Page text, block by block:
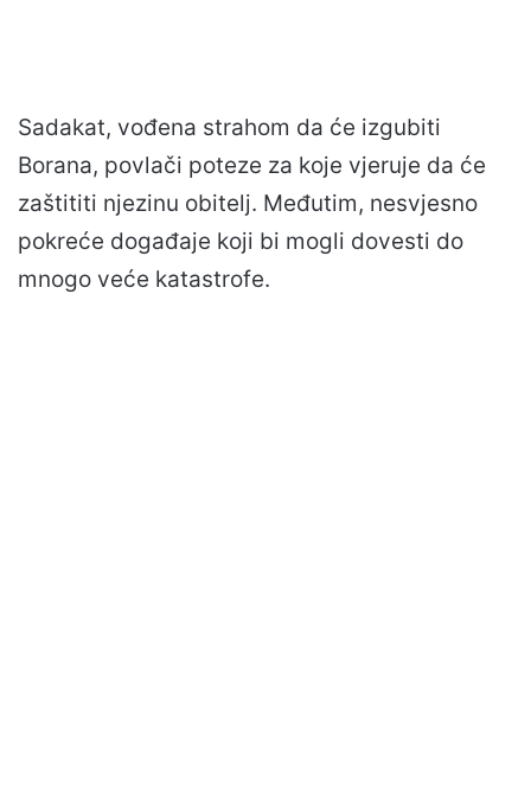
Sadakat, vođena strahom da će izgubiti
Borana, povlači poteze za koje vjeruje da će
zaštititi njezinu obitelj. Međutim, nesvjesno
pokreće događaje koji bi mogli dovesti do
mnogo veće katastrofe.